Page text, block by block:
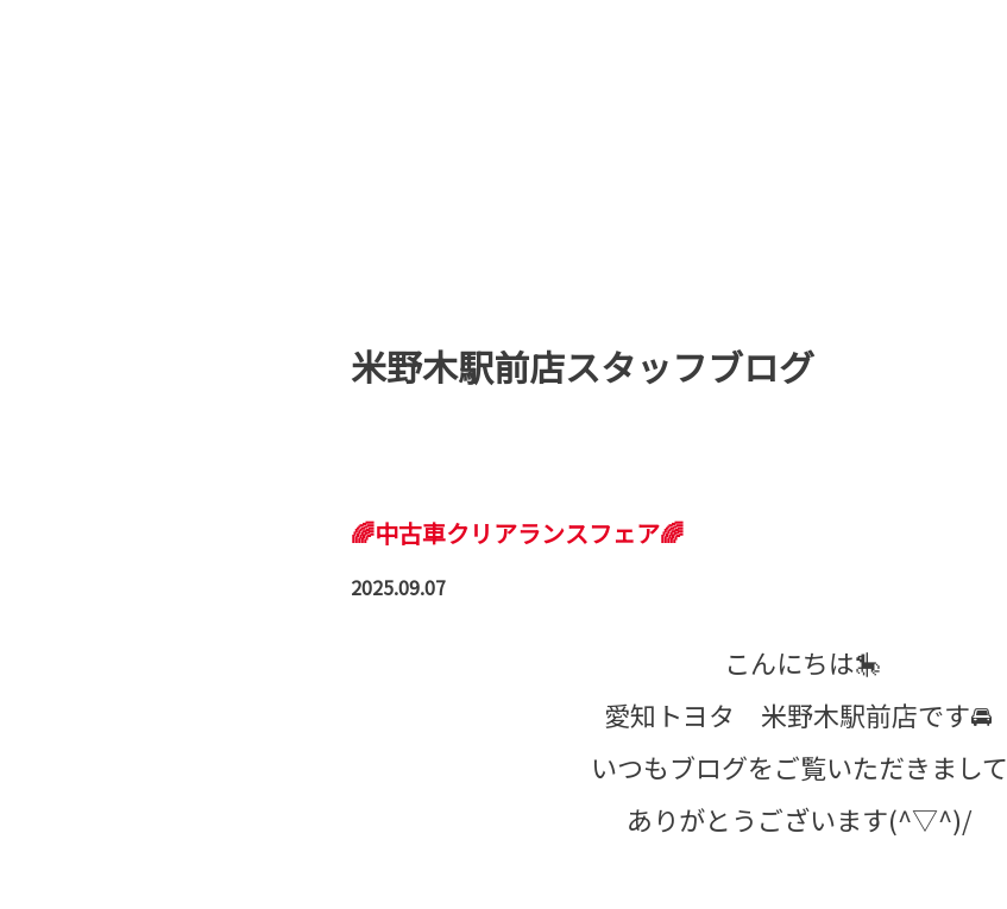
米野木駅前店スタッフブログ
🌈中古車クリアランスフェア🌈
2025.09.07
こんにちは🎠
愛知トヨタ 米野木駅前店です🚘
いつもブログをご覧いただきまして
ありがとうございます(^▽^)/